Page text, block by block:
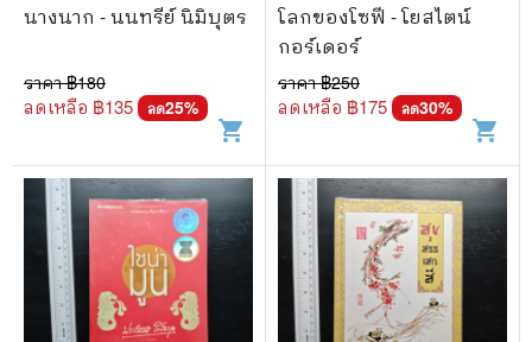
นางนาก - นนทรีย์ นิมิบุตร
ราคา ฿180
ลดเหลือ ฿135 ลด25%
shopping_cart
โลกของโซฟี - โยสไตน์
กอร์เดอร์
ราคา ฿250
ลดเหลือ ฿175 ลด30%
shopping_cart